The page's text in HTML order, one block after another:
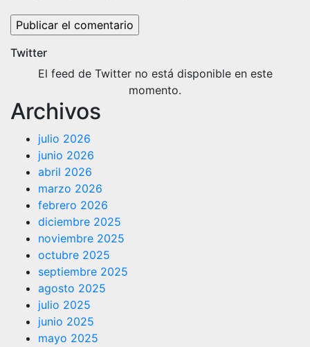
Twitter
El feed de Twitter no está disponible en este
momento.
Archivos
julio 2026
junio 2026
abril 2026
marzo 2026
febrero 2026
diciembre 2025
noviembre 2025
octubre 2025
septiembre 2025
agosto 2025
julio 2025
junio 2025
mayo 2025